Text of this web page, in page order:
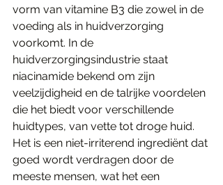
vorm van vitamine B3 die zowel in de
voeding als in huidverzorging
voorkomt. In de
huidverzorgingsindustrie staat
niacinamide bekend om zijn
veelzijdigheid en de talrijke voordelen
die het biedt voor verschillende
huidtypes, van vette tot droge huid.
Het is een niet-irriterend ingrediënt dat
goed wordt verdragen door de
meeste mensen, wat het een